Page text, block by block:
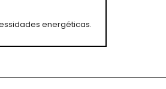
energéticas.